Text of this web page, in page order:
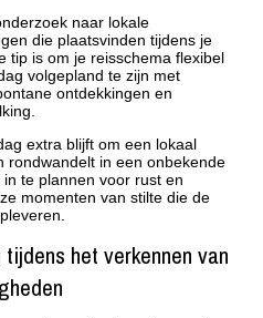
naar lokale
die plaatsvinden tijdens je
tip is om je reisschema flexibel
volgepland te zijn met
ontdekkingen en
extra blijft om een lokaal
rondwandelt in een onbekende
te plannen voor rust en
momenten van stilte die de
het verkennen van